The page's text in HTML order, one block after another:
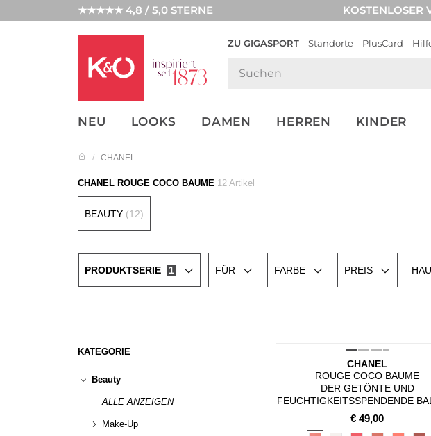
★★★★★ 4,8 / 5,0 STERNE KOSTENLOSER
ZU GIGASPORT Standorte PlusCard
NEU LOOKS DAMEN HERREN KINDER
UNSERE APP
CLICK &
CHANEL
CHANEL ROUGE COCO BAUME 12 Artikel
BEAUTY (12)
PRODUKTSERIE 1 FÜR FARBE PREIS
KATEGORIE
Beauty
ALLE ANZEIGEN
Make-Up
CHANEL
ROUGE COCO BAUME
DER GETÖNTE UND
FEUCHTIGKEITSSPENDENDE
DESSEN FARBINTENSITÄT SICH
INDIVIDUELL ANPASSEN
€49,00